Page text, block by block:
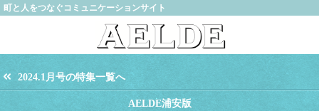
町と人をつなぐコミュニケーションサイト
2024.1月号の特集一覧へ
AELDE浦安版